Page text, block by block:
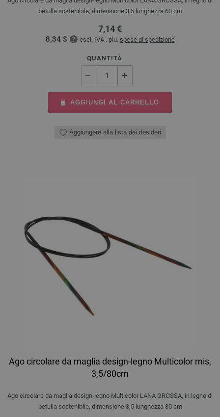
betulla sostenibile, dimensione 3,5 lunghezza 60 cm
7,14 €
8,34 $ escl. IVA., più. spese di spedizione
QUANTITÀ
AGGIUNGI AL CARRELLO
Aggiungere alla lista dei desideri
Ago circolare da maglia design-legno Multicolor mis,
3,5/80cm
Ago circolare da maglia design-legno Multicolor LANA GROSSA, in legno di
betulla sostenibile, dimensione 3,5 lunghezza 80 cm